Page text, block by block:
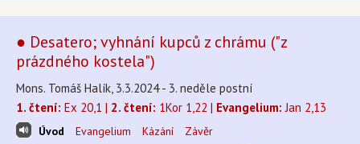
● Desatero; vyhnání kupců z chrámu ("z
prázdného kostela")
Mons. Tomáš Halík, 3.3.2024 - 3. neděle postní
1. čtení: Ex 20,1 | 2. čtení: 1Kor 1,22 | Evangelium: Jan 2,13
Úvod Evangelium Kázání Závěr